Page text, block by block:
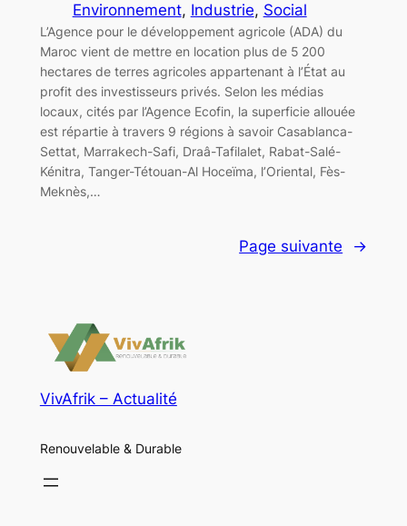
Environnement, Industrie, Social
L’Agence pour le développement agricole (ADA) du
Maroc vient de mettre en location plus de 5 200
hectares de terres agricoles appartenant à l’État au
profit des investisseurs privés. Selon les médias
locaux, cités par l’Agence Ecofin, la superficie allouée
est répartie à travers 9 régions à savoir Casablanca-
Settat, Marrakech-Safi, Draâ-Tafilalet, Rabat-Salé-
Kénitra, Tanger-Tétouan-Al Hoceïma, l’Oriental, Fès-
Meknès,…
Page suivante →
VivAfrik – Actualité
Renouvelable & Durable